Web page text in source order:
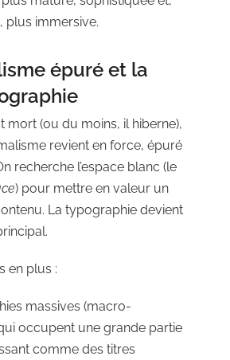
plus immersive.
épuré et la
mort (ou du moins, il hiberne),
revient en force, épuré
recherche l’espace blanc (le
) pour mettre en valeur un
La typographie devient
en plus :
massives (macro-
occupent une grande partie
comme des titres